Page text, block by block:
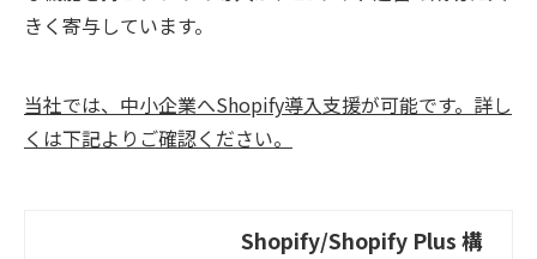
きく寄与しています。
当社では、中小企業へShopify導入支援が可能です。詳し
くは下記よりご確認ください。
Shopify/Shopify Plus 構